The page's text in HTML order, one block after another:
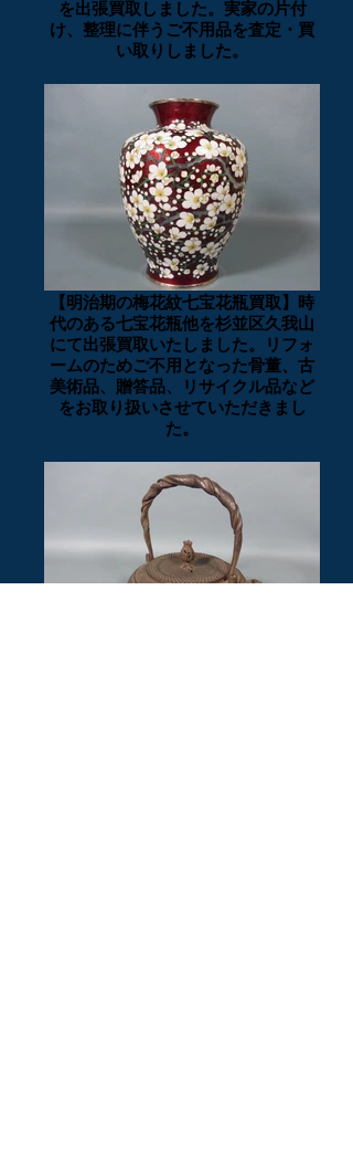
を出張買取しました。実家の片付
け、整理に伴うご不用品を査定・買
い取りしました。
【明治期の梅花紋七宝花瓶買取】時
代のある七宝花瓶他を杉並区久我山
にて出張買取いたしました。リフォ
ームのためご不用となった骨董、古
美術品、贈答品、リサイクル品など
をお取り扱いさせていただきまし
た。